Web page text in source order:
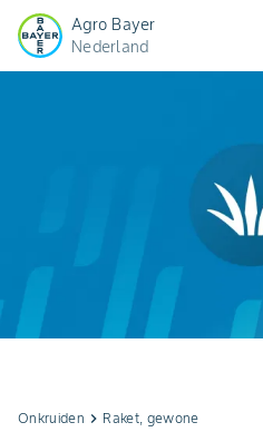
Agro Bayer
Nederland
Onkruiden keyboard_arrow_right Raket, gewone